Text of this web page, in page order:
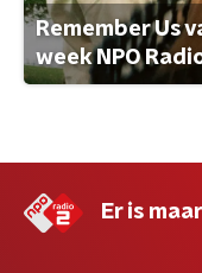
Remember Us
week NPO
Er is